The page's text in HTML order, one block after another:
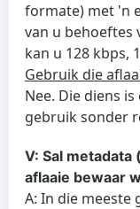
formate) met 'n
van u behoeftes
kan u 128 kbps,
Gebruik die
Nee. Die diens
gebruik sonder
V: Sal metadata
aflaaie bewaar
A: In die meeste